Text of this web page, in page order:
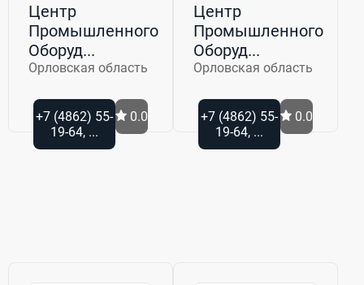
Центр
Промышленного
Оборуд...
Орловская область
+7 (4862) 55-
19-64, ...
0.0
Центр
Промышленного
Оборуд...
Орловская область
+7 (4862) 55-
19-64, ...
0.0